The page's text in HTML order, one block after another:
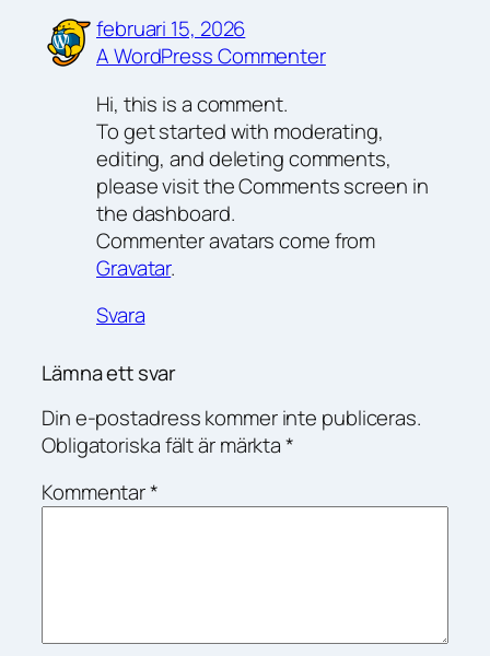
februari 15, 2026
A WordPress Commenter
Hi, this is a comment.
To get started with moderating,
editing, and deleting comments,
please visit the Comments screen in
the dashboard.
Commenter avatars come from
Gravatar.
Svara
Lämna ett svar
Din e-postadress kommer inte publiceras.
Obligatoriska fält är märkta*
Kommentar*